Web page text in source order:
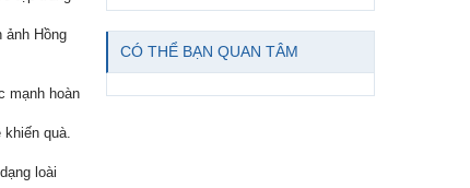
Hồng
mạnh hoàn
quà.
loài
CÓ THỂ BẠN QUAN TÂM